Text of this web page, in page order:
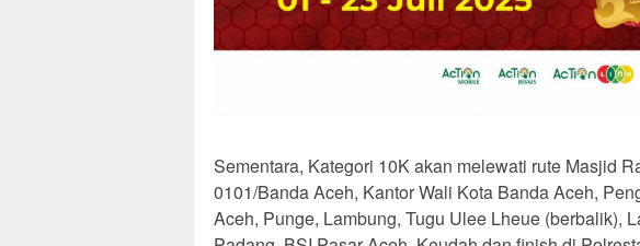
Sementara, Kategori 10K akan melewati rute Masjid
0101/Banda Aceh, Kantor Wali Kota Banda Aceh,
Aceh, Punge, Lambung, Tugu Ulee Lheue (berbalik),